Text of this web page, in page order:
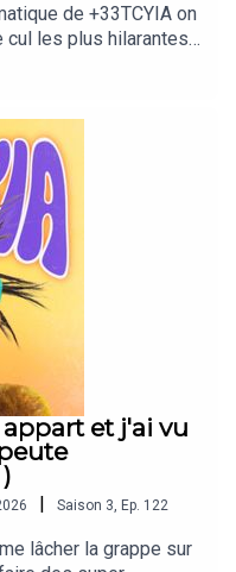
de +33TCYIA on
cul les plus hilarantes
bien accompagné
suivre sur Instagram:
sur Instagram:
proposer un
que du love.
et j'ai vu
Saison 3, Ep. 122
lâcher la grappe sur